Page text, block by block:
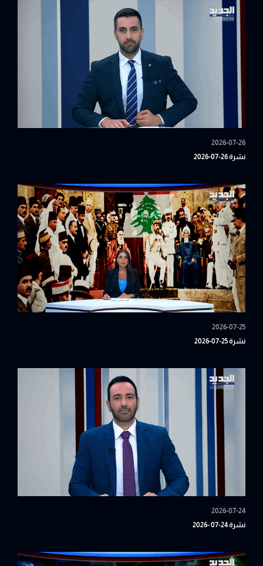
2026-07-26
نشرة 26-07-2026
2026-07-25
نشرة 25-07-2026
2026-07-24
نشرة 24-07 -2026